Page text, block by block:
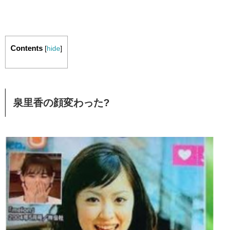
Contents [hide]
泉里香の顔変わった?